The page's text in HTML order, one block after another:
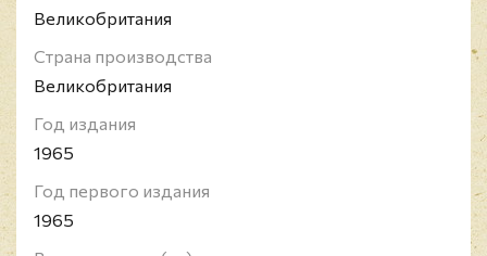
Великобритания
Страна производства
Великобритания
Год издания
1965
Год первого издания
1965